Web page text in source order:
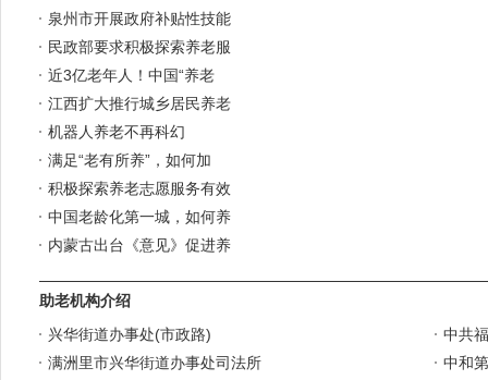
泉州市开展政府补贴性技能
民政部要求积极探索养老服
近3亿老年人！中国“养老
江西扩大推行城乡居民养老
机器人养老不再科幻
满足“老有所养”，如何加
积极探索养老志愿服务有效
中国老龄化第一城，如何养
内蒙古出台《意见》促进养
助老机构介绍
兴华街道办事处(市政路)
满洲里市兴华街道办事处司法所
中共
中和